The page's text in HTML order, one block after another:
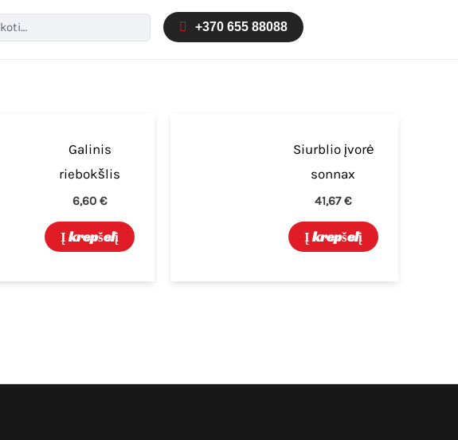
Paieška
+370 655 88088
Galinis
riebokšlis
6,60€
Į krepšelį
Siurblio įvorė
sonnax
41,67€
Į krepšelį